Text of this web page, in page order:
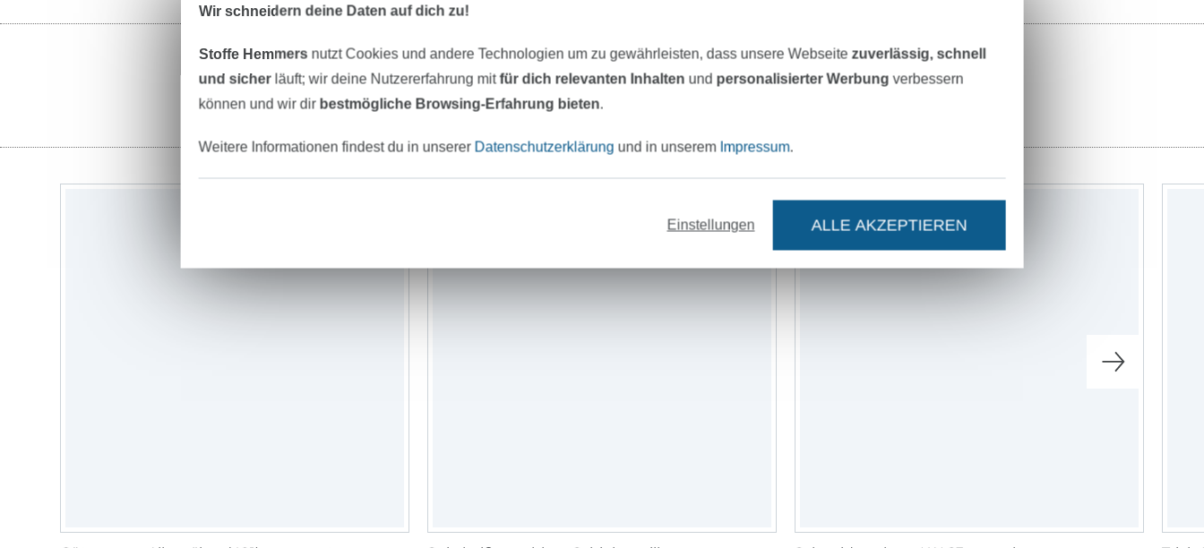
Garne Reissverschlüsse
Wir schneidern deine Daten auf dich zu!
Stoffe Hemmers nutzt Cookies und andere Technologien um zu gewährleisten, dass unsere Webseitezuverlässig, schnell
und sicherläuft; wir deine Nutzererfahrung mitfür dich relevanten Inhalten und personalisierter Werbung verbessern
können und wir dir bestmögliche Browsing-Erfahrung bieten.
Weitere Informationen findest du in unserer Datenschutzerklärung und in unserem Impressum.
Einstellungen ALLE AKZEPTIEREN